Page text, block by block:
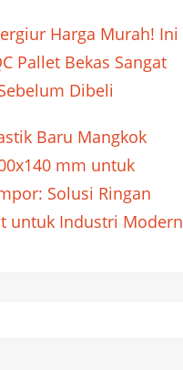
Harga Murah! Ini
Pallet Bekas Sangat
Dibeli
Baru Mangkok
mm untuk
Solusi Ringan
untuk Industri Modern